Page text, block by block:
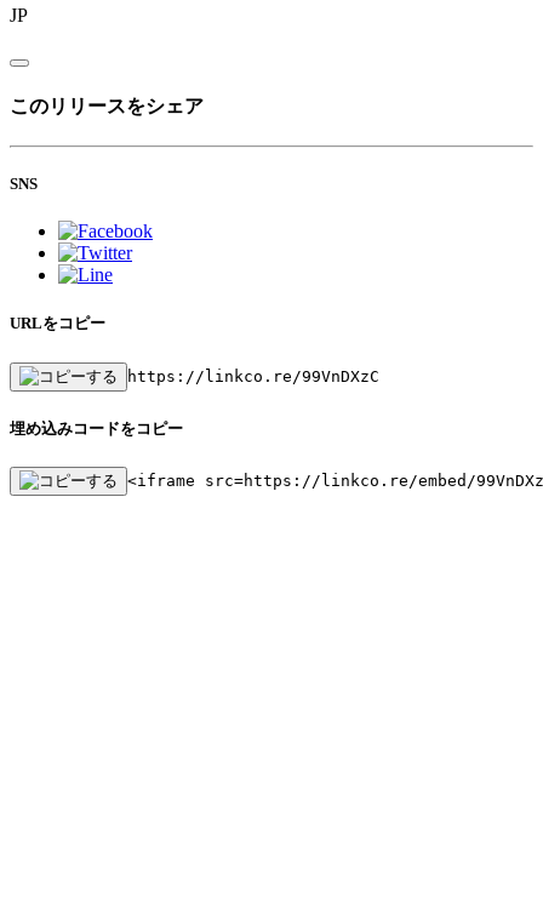
JP
このリリースをシェア
SNS
URLをコピー
https://linkco.re/99VnDXzC
埋め込みコードをコピー
<iframe src=https://linkco.re/embed/